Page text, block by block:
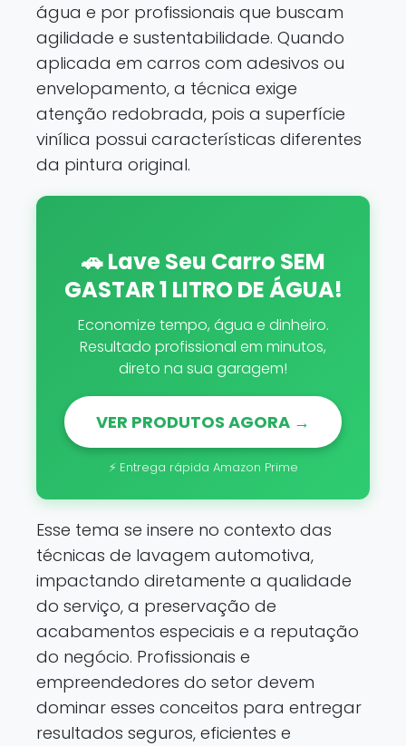
água e por profissionais que buscam
agilidade e sustentabilidade. Quando
aplicada em carros com adesivos ou
envelopamento, a técnica exige
atenção redobrada, pois a superfície
vinílica possui características diferentes
da pintura original.
🚗 Lave Seu Carro SEM
GASTAR 1 LITRO DE ÁGUA!
Economize tempo, água e dinheiro.
Resultado profissional em minutos,
direto na sua garagem!
VER PRODUTOS AGORA →
⚡ Entrega rápida Amazon Prime
Esse tema se insere no contexto das
técnicas de lavagem automotiva,
impactando diretamente a qualidade
do serviço, a preservação de
acabamentos especiais e a reputação
do negócio. Profissionais e
empreendedores do setor devem
dominar esses conceitos para entregar
resultados seguros, eficientes e